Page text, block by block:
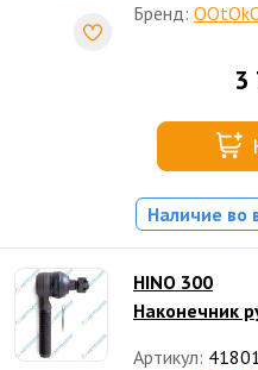
Бренд:
3
Наличие во
HINO 300
Наконечник
Артикул: